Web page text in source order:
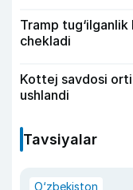
Tramp
chekladi
Kottej savdosi
ushlandi
Tavsiyalar
O‘zbekiston